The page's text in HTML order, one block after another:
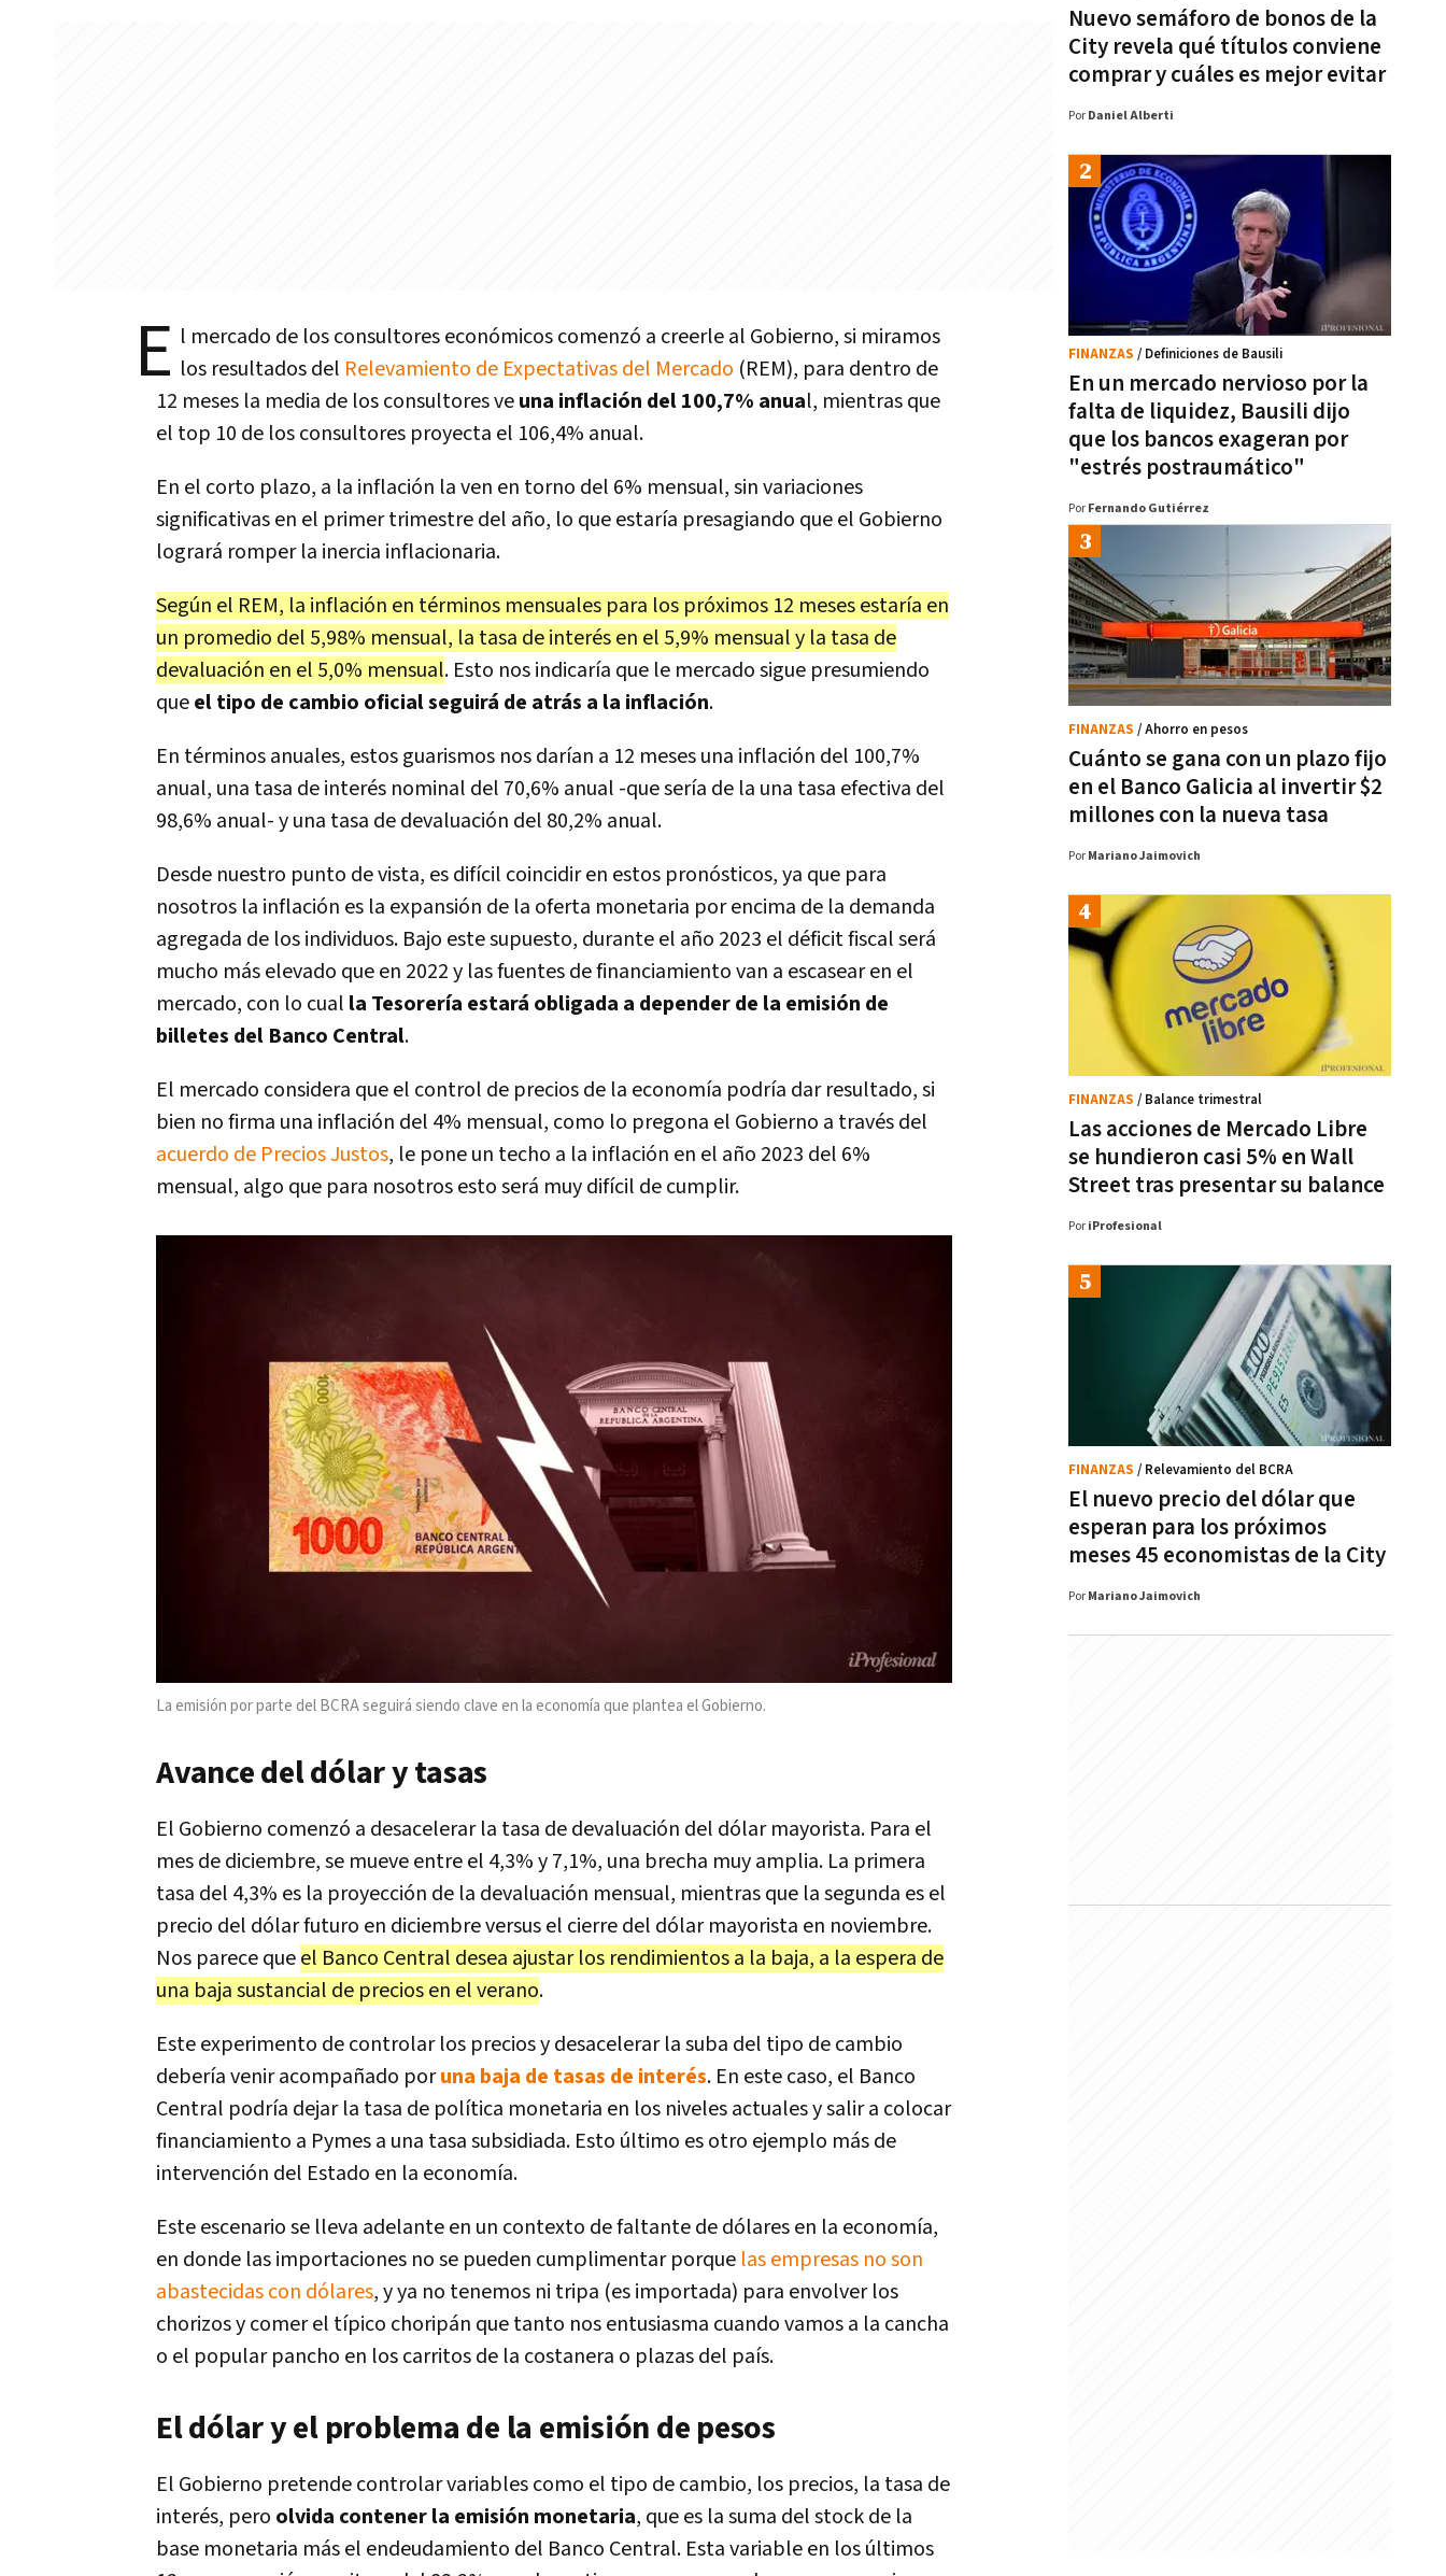
E l mercado de los consultores económicos comenzó a creerle al Gobierno, si miramos
los resultados del Relevamiento de Expectativas del Mercado (REM), para dentro de
12 meses la media de los consultores veuna inflación del 100,7% anual, mientras que
el top 10 de los consultores proyecta el 106,4% anual.
En el corto plazo, a la inflación la ven en torno del 6% mensual, sin variaciones
significativas en el primer trimestre del año, lo que estaría presagiando que el Gobierno
logrará romper la inercia inflacionaria.
Según el REM, la inflación en términos mensuales para los próximos 12 meses estaría en
un promedio del 5,98% mensual, la tasa de interés en el 5,9% mensual y la tasa de
devaluación en el 5,0% mensual. Esto nos indicaría que le mercado sigue presumiendo
queel tipo de cambio oficial seguirá de atrás a la inflación.
En términos anuales, estos guarismos nos darían a 12 meses una inflación del 100,7%
anual, una tasa de interés nominal del 70,6% anual -que sería de la una tasa efectiva del
98,6% anual- y una tasa de devaluación del 80,2% anual.
Desde nuestro punto de vista, es difícil coincidir en estos pronósticos, ya que para
nosotros la inflación es la expansión de la oferta monetaria por encima de la demanda
agregada de los individuos. Bajo este supuesto, durante el año 2023 el déficit fiscal será
mucho más elevado que en 2022 y las fuentes de financiamiento van a escasear en el
mercado, con lo cual la Tesorería estará obligada a depender de la emisión de
billetes del Banco Central.
El mercado considera que el control de precios de la economía podría dar resultado, si
bien no firma una inflación del 4% mensual, como lo pregona el Gobierno a través del
acuerdo de Precios Justos, le pone un techo a la inflación en el año 2023 del 6%
mensual, algo que para nosotros esto será muy difícil de cumplir.
La emisión por parte del BCRA seguirá siendo clave en la economía que plantea el Gobierno.
Avance del dólar y tasas
El Gobierno comenzó a desacelerar la tasa de devaluación del dólar mayorista. Para el
mes de diciembre, se mueve entre el 4,3% y 7,1%, una brecha muy amplia. La primera
tasa del 4,3% es la proyección de la devaluación mensual, mientras que la segunda es el
precio del dólar futuro en diciembre versus el cierre del dólar mayorista en noviembre.
Nos parece queel Banco Central desea ajustar los rendimientos a la baja, a la espera de
una baja sustancial de precios en el verano.
Este experimento de controlar los precios y desacelerar la suba del tipo de cambio
debería venir acompañado poruna baja de tasas de interés. En este caso, el Banco
Central podría dejar la tasa de política monetaria en los niveles actuales y salir a colocar
financiamiento a Pymes a una tasa subsidiada. Esto último es otro ejemplo más de
intervención del Estado en la economía.
Este escenario se lleva adelante en un contexto de faltante de dólares en la economía,
en donde las importaciones no se pueden cumplimentar porque las empresas no son
abastecidas con dólares, y ya no tenemos ni tripa (es importada) para envolver los
chorizos y comer el típico choripán que tanto nos entusiasma cuando vamos a la cancha
o el popular pancho en los carritos de la costanera o plazas del país.
El dólar y el problema de la emisión de pesos
El Gobierno pretende controlar variables como el tipo de cambio, los precios, la tasa de
interés, pero olvida contener la emisión monetaria, que es la suma del stock de la
base monetaria más el endeudamiento del Banco Central. Esta variable en los últimos
Nuevo semáforo de bonos de la
City revela qué títulos conviene
comprar y cuáles es mejor evitar
Por Daniel Alberti
En un mercado nervioso por la
falta de liquidez, Bausili dijo
que los bancos exageran por
"estrés postraumático"
FINANZAS / Definiciones de Bausili
Por Fernando Gutiérrez
Cuánto se gana con un plazo fijo
en el Banco Galicia al invertir $2
millones con la nueva tasa
FINANZAS / Ahorro en pesos
Por Mariano Jaimovich
Las acciones de Mercado Libre
se hundieron casi 5% en Wall
Street tras presentar su balance
FINANZAS / Balance trimestral
Por iProfesional
El nuevo precio del dólar que
esperan para los próximos
meses 45 economistas de la City
FINANZAS / Relevamiento del BCRA
Por Mariano Jaimovich